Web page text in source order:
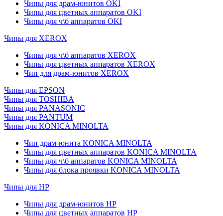
Чипы для драм-юнитов OKI
Чипы для цветных аппаратов OKI
Чипы для ч\б аппаратов OKI
Чипы для XEROX
Чипы для ч\б аппаратов XEROX
Чипы для цветных аппаратов XEROX
Чип для драм-юнитов XEROX
Чипы для EPSON
Чипы для TOSHIBA
Чипы для PANASONIC
Чипы для PANTUM
Чипы для KONICA MINOLTA
Чип драм-юнита KONICA MINOLTA
Чипы для цветных аппаратов KONICA MINOLTA
Чипы для ч\б аппаратов KONICA MINOLTA
Чипы для блока проявки KONICA MINOLTA
Чипы для HP
Чипы для драм-юнитов HP
Чипы для цветных аппаратов HP